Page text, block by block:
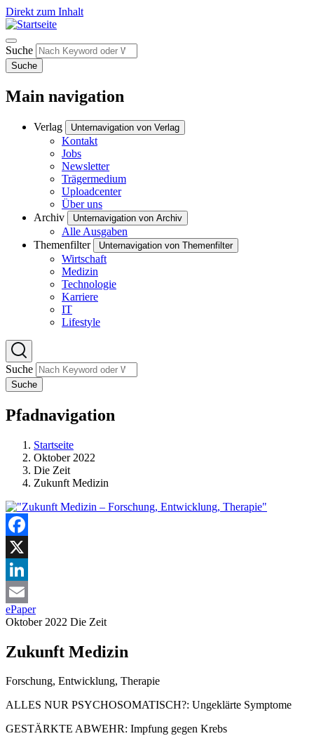
Direkt zum Inhalt
Suche
Suche
Main navigation
Verlag Unternavigation von Verlag
Kontakt
Jobs
Newsletter
Trägermedium
Uploadcenter
Über uns
Archiv
Unternavigation von Archiv
Alle Ausgaben
Themenfilter
Unternavigation von Themenfilter
Wirtschaft
Medizin
Technologie
Karriere
IT
Lifestyle
Suche
Suche
Pfadnavigation
Startseite
Oktober 2022
Die Zeit
Zukunft Medizin
Facebook
X
LinkedIn
Email
ePaper
Oktober 2022 Die Zeit
Zukunft Medizin
Forschung, Entwicklung, Therapie
ALLES NUR PSYCHOSOMATISCH?: Ungeklärte Symptome
GESTÄRKTE ABWEHR: Impfung gegen Krebs